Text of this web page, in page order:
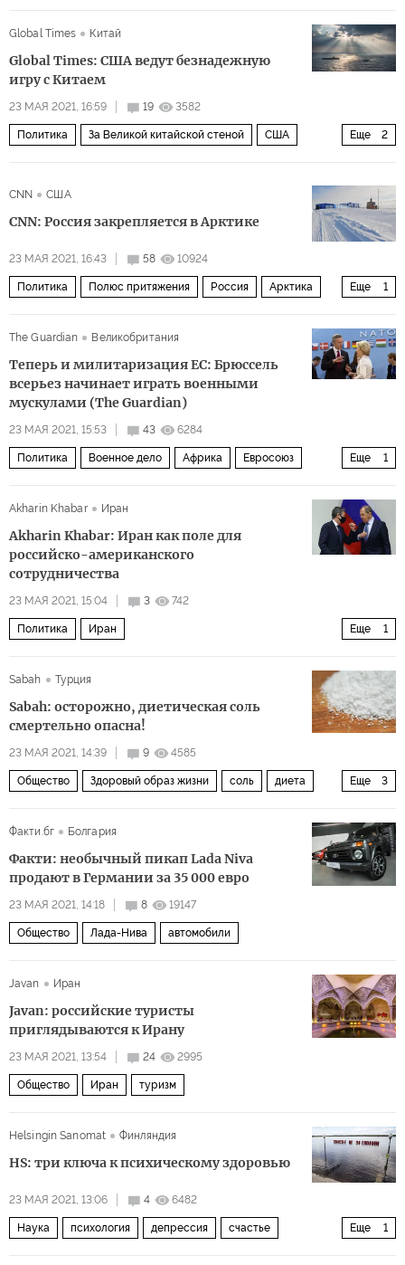
Global Times
Китай
Global Times: США ведут безнадежную
игру с Китаем
23 МАЯ 2021, 16:59 19 3582
Еще 2
Политика За Великой китайской стеной США
CNN США
CNN: Россия закрепляется в Арктике
23 МАЯ 2021, 16:43 58 10924
Еще 1
Политика Полюс притяжения Россия Арктика
The Guardian
Великобритания
Теперь и милитаризация ЕС: Брюссель
всерьез начинает играть военными
мускулами (The Guardian)
23 МАЯ 2021, 15:53 43 6284
Еще 1
Политика Военное дело Африка Евросоюз
Akharin Khabar
Иран
Akharin Khabar: Иран как поле для
российско-американского
сотрудничества
23 МАЯ 2021, 15:04 3 742
Еще 1
Политика Иран
Sabah
Турция
Sabah: осторожно, диетическая соль
смертельно опасна!
23 МАЯ 2021, 14:39 9 4585
Еще 3
Общество Здоровый образ жизни соль диета
Факти.бг
Болгария
Факти: необычный пикап Lada Niva
продают в Германии за 35 000 евро
23 МАЯ 2021, 14:18 8 19147
Общество Лада-Нива автомобили
Javan Иран
Javan: российские туристы
приглядываются к Ирану
23 МАЯ 2021, 13:54 24 2995
Общество Иран туризм
Helsingin Sanomat Финляндия
HS: три ключа к психическому здоровью
23 МАЯ 2021, 13:06 4 6482
Еще 1
Наука психология депрессия счастье